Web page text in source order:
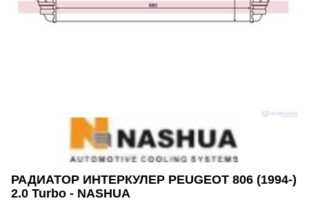
РАДИАТОР ИНТЕРКУЛЕР PEUGEOT 806 (1994-)
2.0 Turbo - NASHUA